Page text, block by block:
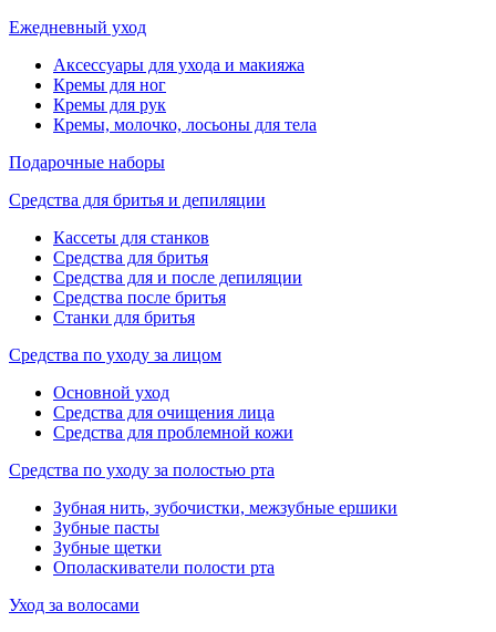
Ежедневный уход
Аксессуары для ухода и макияжа
Кремы для ног
Кремы для рук
Кремы, молочко, лосьоны для тела
Подарочные наборы
Средства для бритья и депиляции
Кассеты для станков
Средства для бритья
Средства для и после депиляции
Средства после бритья
Станки для бритья
Средства по уходу за лицом
Основной уход
Средства для очищения лица
Средства для проблемной кожи
Средства по уходу за полостью рта
Зубная нить, зубочистки, межзубные ершики
Зубные пасты
Зубные щетки
Ополаскиватели полости рта
Уход за волосами